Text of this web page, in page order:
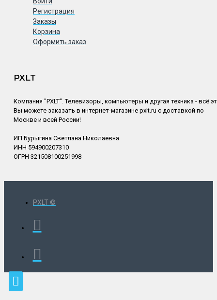
Регистрация
Заказы
Корзина
Оформить заказ
PXLT
Компания "PXLT". Телевизоры, компьютеры и другая техника - всё
Вы можете заказать в интернет-магазине pxlt.ru с доставкой по
Москве и всей России!
ИП Бурыгина Светлана Николаевна
ИНН 594900207310
ОГРН 321508100251998
PXLT ©